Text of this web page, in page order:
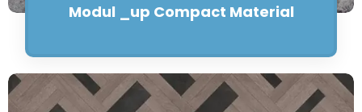
Modul _up Compact Material
Saiba mais